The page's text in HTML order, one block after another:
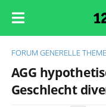
FORUM GENERELLE
AGG
Geschlecht